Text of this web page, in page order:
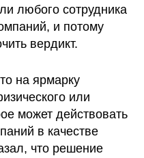
любого сотрудника
и потому
вердикт.
на ярмарку
или
может действовать
в качестве
что решение